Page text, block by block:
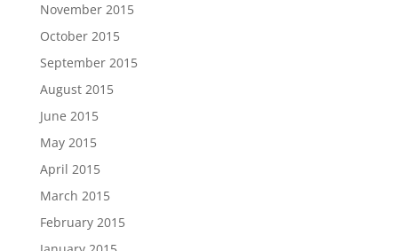
November 2015
October 2015
September 2015
August 2015
June 2015
May 2015
April 2015
March 2015
February 2015